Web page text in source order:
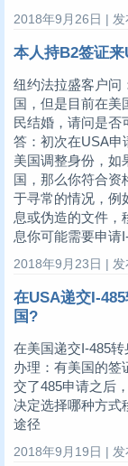
2018年9月26日 |
本人持B2签证
纽约法拉盛客户问
国，但是目前在美
民结婚，请问是否
答：初次在USA申
美国调整身份，如
国，那么你符合资
于寻常的情况，例
息或伪造的文件，
息你可能需要申请
2018年9月23日 |
在USA递交I-
国?
在美国递交I-485
办理：有美国的签
交了485申请之后
决定选择哪种方式
途径
2018年9月19日 |